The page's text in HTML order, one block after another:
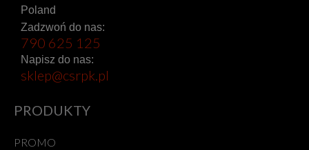
Poland
Zadzwoń do nas:
790 625 125
Napisz do nas:
sklep@csrpk.pl
PRODUKTY
PROMO